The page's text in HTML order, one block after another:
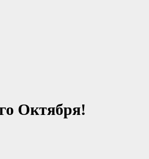
Октября!